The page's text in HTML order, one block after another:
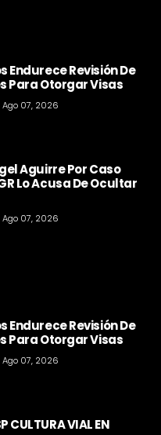
Endurece Revisión De
Para Otorgar Visas
Ago 07, 2026
Aguirre Por Caso
Lo Acusa De Ocultar
Ago 07, 2026
Endurece Revisión De
Para Otorgar Visas
Ago 07, 2026
CULTURA VIAL EN